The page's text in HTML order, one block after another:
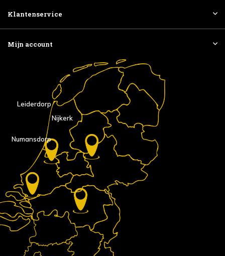
Klantenservice
Mijn account
Nijkerk
Numansdorp
Leiderdorp